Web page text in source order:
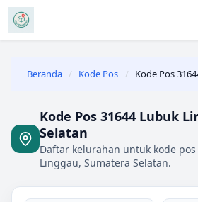
Beranda / Kode Pos / Kode Pos
Kode Pos 31644 Lubuk
Selatan
Daftar kelurahan untuk kode
Linggau, Sumatera Selatan.